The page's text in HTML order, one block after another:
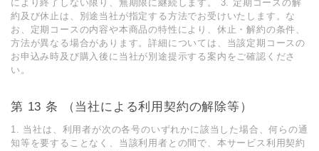
により終了しない限り、無期限に継続します。 3. 定期コースの解
約及び休⽌は、別途当社が指定する⽅法でお受けいたします。な
お、定期コースの内容や本商品の特性により、休⽌・解約の条件、
⽅法が異なる場合があります。詳細については、当該定期コースの
お申込み時及び購⼊後に当社が別途提⽰する案内をご確認くださ
い。
第 13 条 （当社による利⽤契約の解除等）
1. 当社は、利⽤者が次の各号のいずれかに該当した場合、何らの通
知等を要することなく、当該利⽤者との間で、本サービス利⽤契約